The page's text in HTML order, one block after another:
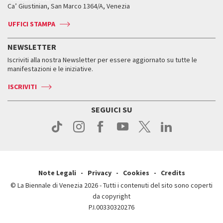
Come raggiungerci
Press
Orari e sedi
Accrediti
Come raggiungerci
Biglietti
Accrediti
Come raggiungerci
Contatti
Press
Come raggiungerci
Press
Leone d’argento
Edizioni passate
Orari e sedi
Biglietti
Servizi al pubblico
Come raggiungerci
Contatti
Biennale College ASAC
ASAC DATI
Storia
Orari e sedi
Ca’ Giustinian, San Marco 1364/A, Venezia
UFFICI STAMPA
NEWSLETTER
Iscriviti alla nostra Newsletter per essere aggiornato su tutte le
manifestazioni e le iniziative.
ISCRIVITI
SEGUICI SU
Note Legali Privacy Cookies
Credits
© La Biennale di Venezia 2026 - Tutti i contenuti del sito sono coperti
da copyright
P.I.00330320276